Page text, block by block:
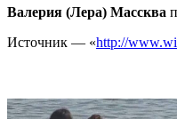
Валерия (Лера) Массква
Источник — «http://